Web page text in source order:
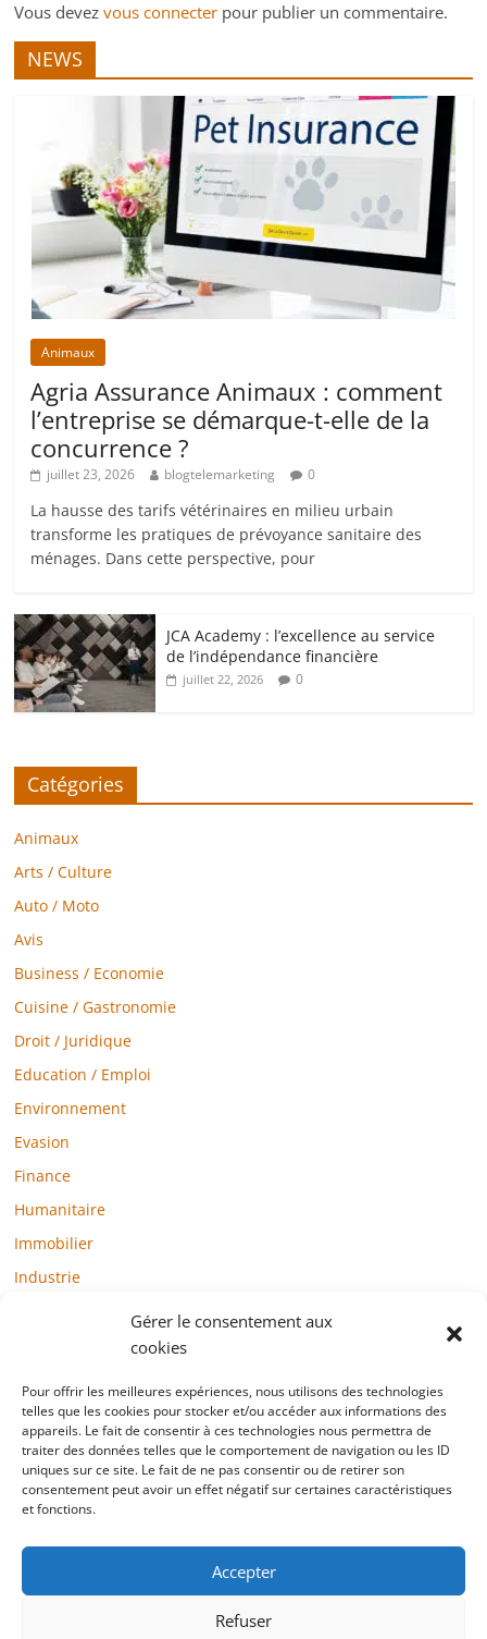
Gérer le consentement aux
cookies
Pour offrir les meilleures expériences, nous utilisons des technologies
telles que les cookies pour stocker et/ou accéder aux informations des
appareils. Le fait de consentir à ces technologies nous permettra de
traiter des données telles que le comportement de navigation ou les ID
uniques sur ce site. Le fait de ne pas consentir ou de retirer son
consentement peut avoir un effet négatif sur certaines caractéristiques
et fonctions.
Accepter
Refuser
Vous devezvous connecter pour publier un commentaire.
NEWS
Animaux
Agria Assurance Animaux : comment
l’entreprise se démarque-t-elle de la
concurrence ?
juillet 23, 2026 blogtelemarketing 0
La hausse des tarifs vétérinaires en milieu urbain
transforme les pratiques de prévoyance sanitaire des
ménages. Dans cette perspective, pour
JCA Academy : l’excellence au service
de l’indépendance financière
juillet 22, 2026 0
Catégories
Animaux
Arts / Culture
Auto / Moto
Avis
Business / Economie
Cuisine / Gastronomie
Droit / Juridique
Education / Emploi
Environnement
Evasion
Finance
Humanitaire
Immobilier
Industrie
Mode / Beauté / Bien-être
Santé
Société
Sports
Technologie / Internet